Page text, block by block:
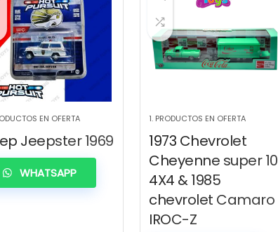
EN OFERTA
Jeepster 1969
WHATSAPP
1. PRODUCTOS EN OFERTA
1973 Chevrolet
Cheyenne super 10
4X4 & 1985
chevrolet Camaro
IROC-Z